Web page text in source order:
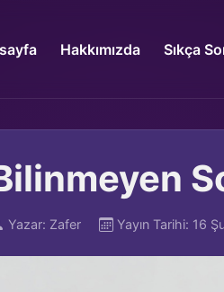
Hakkımızda Sıkça
Yazar: Zafer Yayın Tarihi: 16